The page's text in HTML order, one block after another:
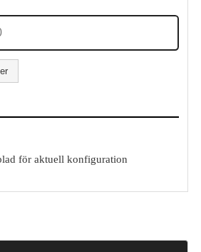
för aktuell konfiguration